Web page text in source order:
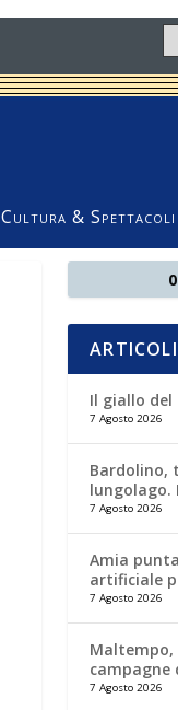
Cultura & Spettacoli
Il giallo del
7 Agosto 2026
Bardolino,
lungolago.
7 Agosto 2026
Amia
artificiale
7 Agosto 2026
Maltempo,
campagne
7 Agosto 2026